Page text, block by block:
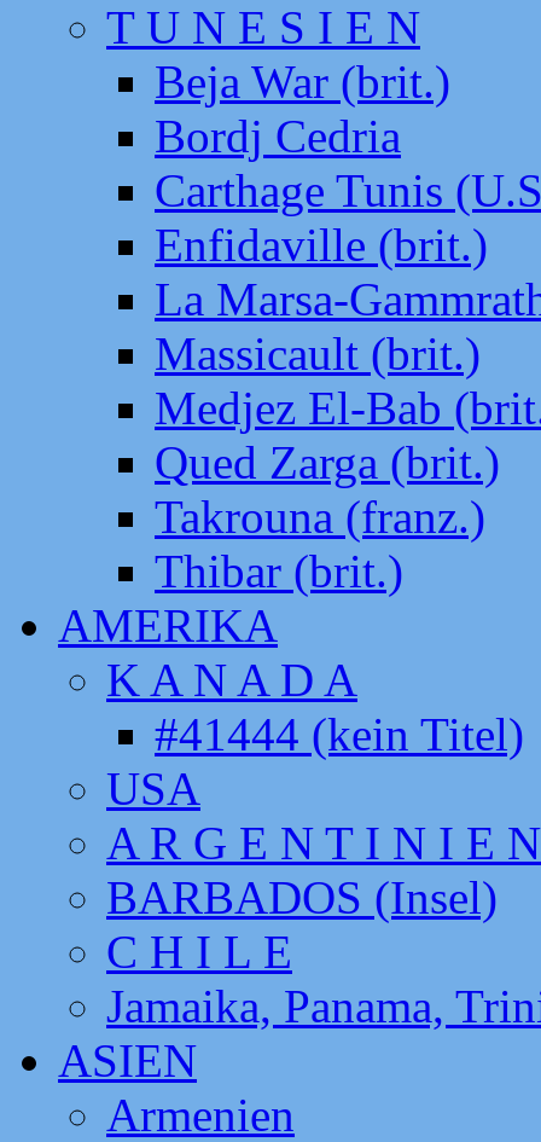
T U N E S I E N
Beja War (brit.)
Bordj Cedria
Carthage Tunis
Enfidaville (brit.)
La Marsa-
Massicault (brit.)
Medjez El-Bab
Qued Zarga (brit.)
Takrouna (franz.)
Thibar (brit.)
AMERIKA
K A N A D A
#41444 (kein Titel)
USA
A R G E N T I N I E N
BARBADOS (Insel)
C H I L E
Jamaika, Panama,
ASIEN
Armenien